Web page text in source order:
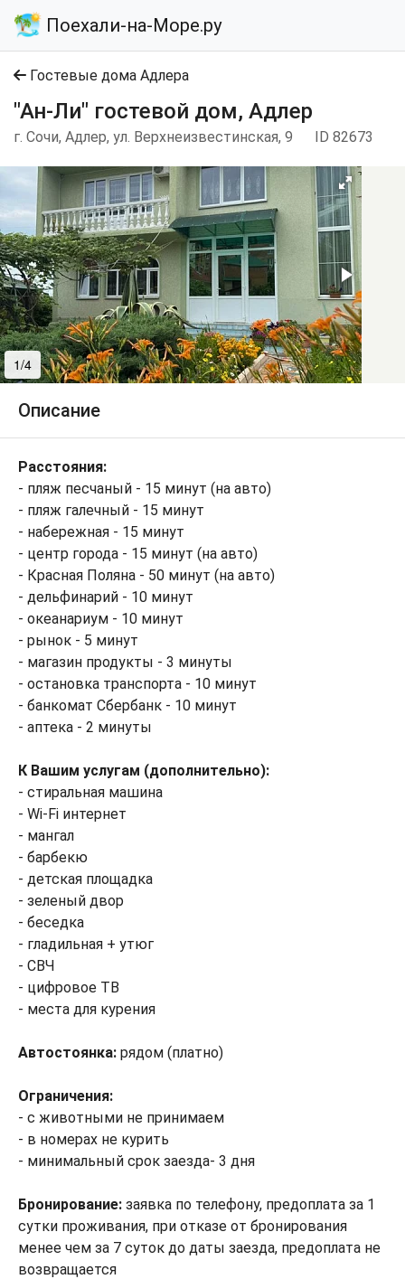
Поехали-на-Море.ру
Гостевые дома Адлера
"Ан-Ли" гостевой дом, Адлер
г. Сочи, Адлер, ул. Верхнеизвестинская, 9 ID 82673
1/4
Описание
Расстояния:
- пляж песчаный - 15 минут (на авто)
- пляж галечный - 15 минут
- набережная - 15 минут
- центр города - 15 минут (на авто)
- Красная Поляна - 50 минут (на авто)
- дельфинарий - 10 минут
- океанариум - 10 минут
- рынок - 5 минут
- магазин продукты - 3 минуты
- остановка транспорта - 10 минут
- банкомат Сбербанк - 10 минут
- аптека - 2 минуты
К Вашим услугам (дополнительно):
- стиральная машина
- Wi-Fi интернет
- мангал
- барбекю
- детская площадка
- зеленый двор
- беседка
- гладильная + утюг
- СВЧ
- цифровое ТВ
- места для курения
Автостоянка: рядом (платно)
Ограничения:
- с животными не принимаем
- в номерах не курить
- минимальный срок заезда- 3 дня
Бронирование: заявка по телефону, предоплата за 1
сутки проживания, при отказе от бронирования
менее чем за 7 суток до даты заезда, предоплата не
возвращается